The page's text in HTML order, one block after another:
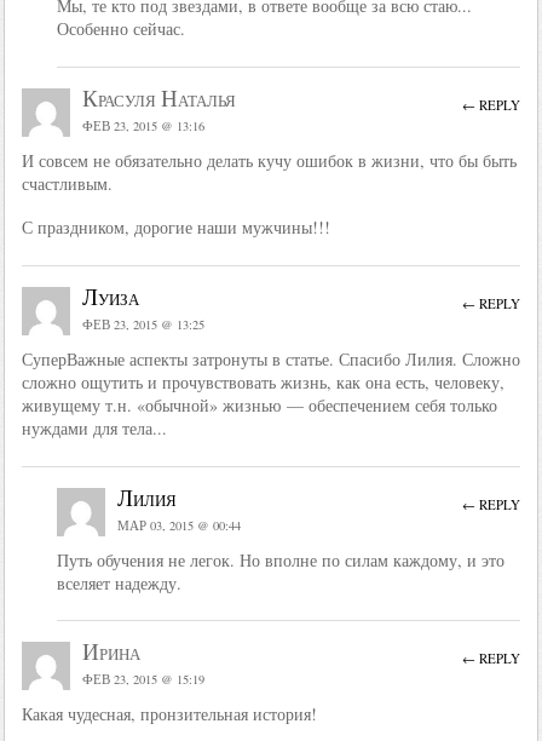
Мы, те кто под звездами, в ответе вообще за всю стаю...
Особенно сейчас.
Красуля Наталья
ФЕВ 23, 2015 @ 13:16
И совсем не обязательно делать кучу ошибок в жизни, что бы быть
счастливым.
С праздником, дорогие наши мужчины!!!
← REPLY
Луиза
ФЕВ 23, 2015 @ 13:25
СуперВажные аспекты затронуты в статье. Спасибо Лилия. Сложно
сложно ощутить и прочувствовать жизнь, как она есть, человеку,
живущему т.н. «обычной» жизнью — обеспечением себя только
нуждами для тела...
← REPLY
Лилия
МАР 03, 2015 @ 00:44
Путь обучения не легок. Но вполне по силам каждому, и это
вселяет надежду.
← REPLY
Ирина
ФЕВ 23, 2015 @ 15:19
Какая чудесная, пронзительная история!
← REPLY